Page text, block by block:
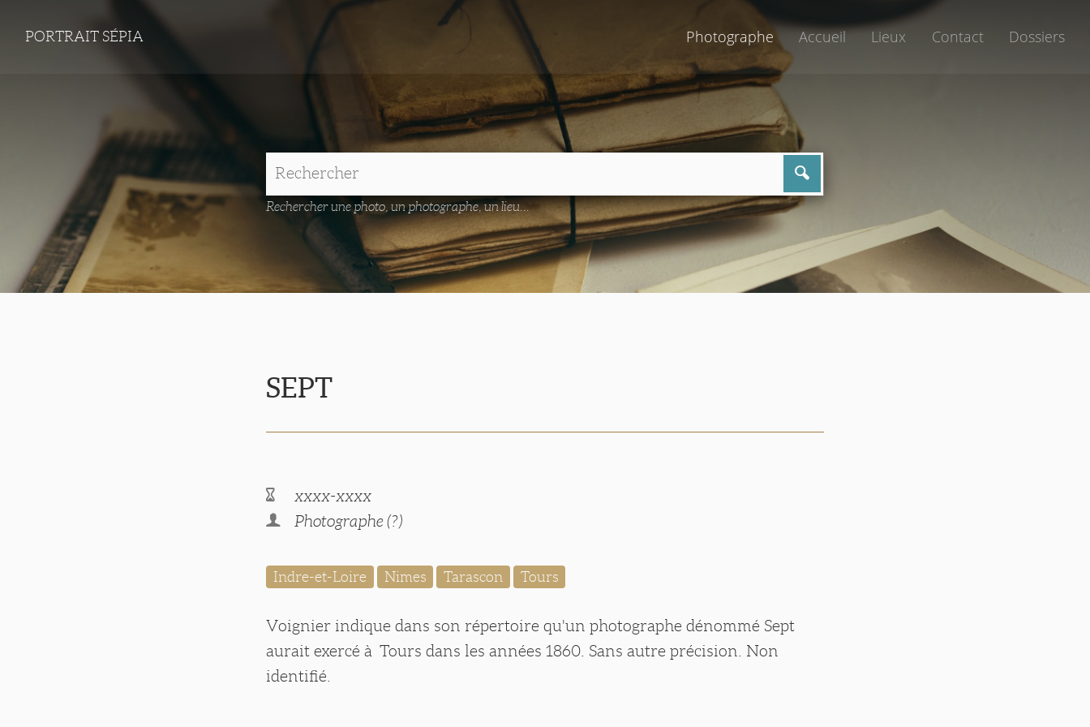
PORTRAIT SÉPIA Photographe Accueil Lieux Contact Dossiers
Rechercher une photo, un photographe, un lieu...
SEPT
xxxx-xxxx
Photographe (?)
Indre-et-Loire Nimes Tarascon Tours
Voignier indique dans son répertoire qu'un photographe dénommé Sept
aurait exercé à Tours dans les années 1860. Sans autre précision. Non
identifié.